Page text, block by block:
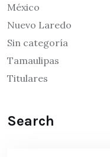
México
Nuevo Laredo
Sin categoría
Tamaulipas
Titulares
Search